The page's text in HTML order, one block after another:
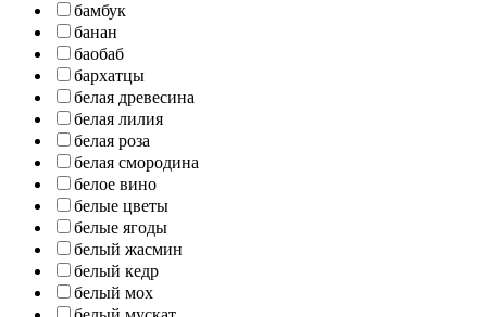
бамбук
банан
баобаб
бархатцы
белая древесина
белая лилия
белая роза
белая смородина
белое вино
белые цветы
белые ягоды
белый жасмин
белый кедр
белый мох